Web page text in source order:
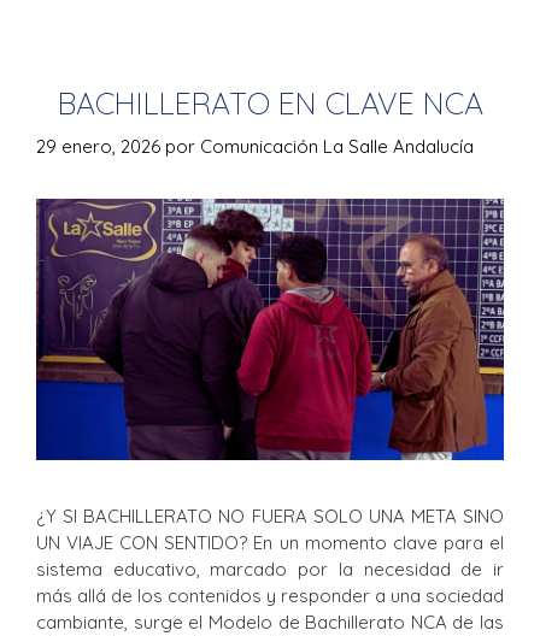
BACHILLERATO EN CLAVE NCA
29 enero, 2026 por Comunicación La Salle Andalucía
¿Y SI BACHILLERATO NO FUERA SOLO UNA META SINO
UN VIAJE CON SENTIDO? En un momento clave para el
sistema educativo, marcado por la necesidad de ir
más allá de los contenidos y responder a una sociedad
cambiante, surge el Modelo de Bachillerato NCA de las